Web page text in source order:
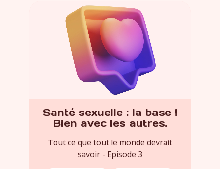
Santé sexuelle : la base !
Bien avec les autres.
Tout ce que tout le monde devrait
savoir - Episode 3